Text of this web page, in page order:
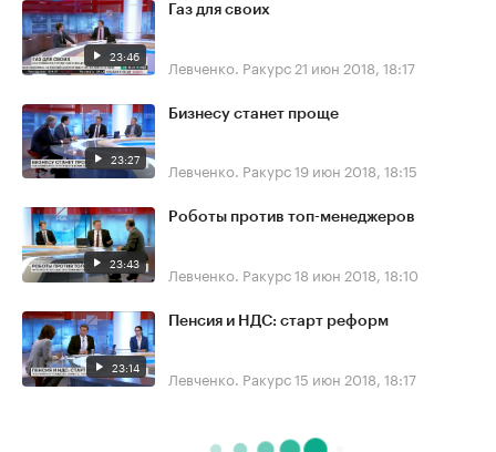
23:46
Газ для своих
Левченко. Ракурс 21 июн 2018, 18:17
23:27
Бизнесу станет проще
Левченко. Ракурс19 июн 2018, 18:15
23:43
Роботы против топ-менеджеров
Левченко. Ракурс18 июн 2018, 18:10
23:14
Пенсия и НДС: старт реформ
Левченко. Ракурс15 июн 2018, 18:17